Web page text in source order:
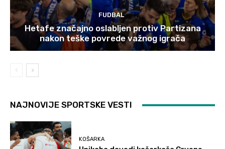
FUDBAL
Hetafe značajno oslabljen protiv Partizana
nakon teške povrede važnog igrača
NAJNOVIJE SPORTSKE VESTI
KOŠARKA